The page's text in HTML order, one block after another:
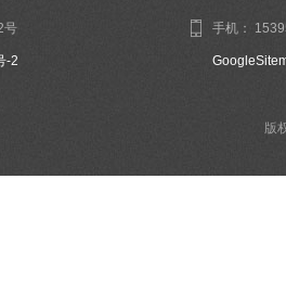
号
-2
手机：
版